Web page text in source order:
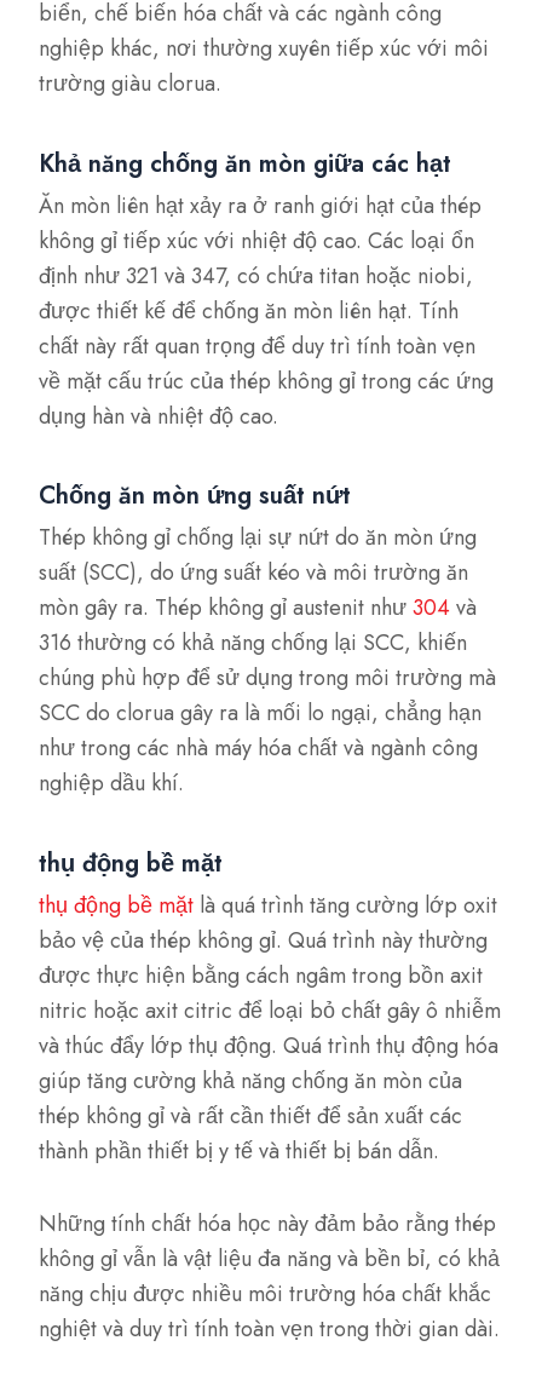
biển, chế biến hóa chất và các ngành công
nghiệp khác, nơi thường xuyên tiếp xúc với môi
trường giàu clorua.
Khả năng chống ăn mòn giữa các hạt
Ăn mòn liên hạt xảy ra ở ranh giới hạt của thép
không gỉ tiếp xúc với nhiệt độ cao. Các loại ổn
định như 321 và 347, có chứa titan hoặc niobi,
được thiết kế để chống ăn mòn liên hạt. Tính
chất này rất quan trọng để duy trì tính toàn vẹn
về mặt cấu trúc của thép không gỉ trong các ứng
dụng hàn và nhiệt độ cao.
Chống ăn mòn ứng suất nứt
Thép không gỉ chống lại sự nứt do ăn mòn ứng
suất (SCC), do ứng suất kéo và môi trường ăn
mòn gây ra. Thép không gỉ austenit như304và
316 thường có khả năng chống lại SCC, khiến
chúng phù hợp để sử dụng trong môi trường mà
SCC do clorua gây ra là mối lo ngại, chẳng hạn
như trong các nhà máy hóa chất và ngành công
nghiệp dầu khí.
thụ động bề mặt
thụ động bề mặt là quá trình tăng cường lớp oxit
bảo vệ của thép không gỉ. Quá trình này thường
được thực hiện bằng cách ngâm trong bồn axit
nitric hoặc axit citric để loại bỏ chất gây ô nhiễm
và thúc đẩy lớp thụ động. Quá trình thụ động hóa
giúp tăng cường khả năng chống ăn mòn của
thép không gỉ và rất cần thiết để sản xuất các
thành phần thiết bị y tế và thiết bị bán dẫn.
Những tính chất hóa học này đảm bảo rằng thép
không gỉ vẫn là vật liệu đa năng và bền bỉ, có khả
năng chịu được nhiều môi trường hóa chất khắc
nghiệt và duy trì tính toàn vẹn trong thời gian dài.